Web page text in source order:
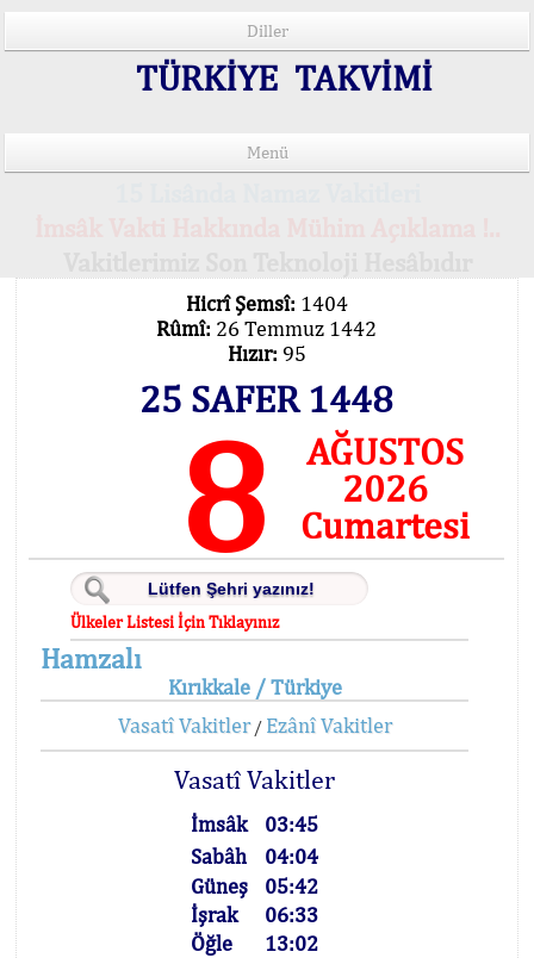
Diller
TÜRKİYE TAKVİMİ
Menü
Hicrî Şemsî: 1404
Rûmî: 26 Temmuz 1442
Hızır: 95
25 SAFER 1448
8
AĞUSTOS
2026
Cumartesi
Ülkeler Listesi İçin Tıklayınız
Hamzalı
Kırıkkale / Türkiye
Vasatî Vakitler/ Ezânî Vakitler
Vasatî Vakitler
İmsâk
03:45
Sabâh
04:04
Güneş
05:42
İşrak
06:33
Öğle
13:02